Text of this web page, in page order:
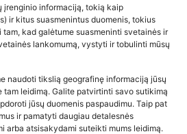
įrenginio informaciją, tokią kaip
ir kitus suasmenintus duomenis, tokius
kad galėtume suasmeninti svetainės ir
lankomumą, vystyti ir tobulinti mūsų
naudoti tikslią geografinę informaciją jūsų
leidimą. Galite patvirtinti savo sutikimą
jūsų duomenis paspaudimu. Taip pat
ir pamatyti daugiau detalesnės
arba atsisakydami suteikti mums leidimą.